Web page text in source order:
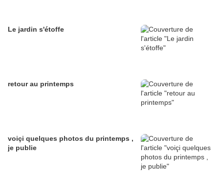
Le jardin s'étoffe
retour au printemps
voiçi quelques photos du printemps ,
je publie